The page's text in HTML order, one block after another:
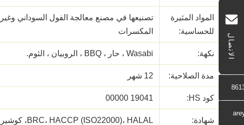
الاتصال
المواد المثيرة
للحساسية:
تصنيعها في مصنع معالجة الفول السوداني
المكسرات
نكهة: Wasabi ، حار ، BBQ ، الروبيان ، الثوم.
مدة الصلاحية: 12 شهر
كود HS: 19041 00000
شهادة: BRC، HACCP (ISO22000)، HALAL، كوشير